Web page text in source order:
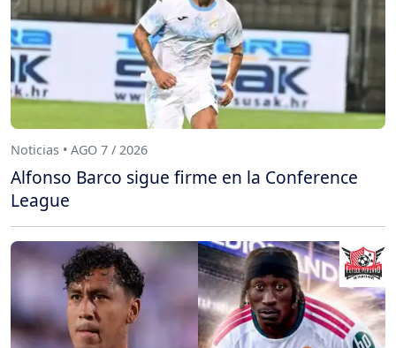
Noticias • AGO 7 / 2026
Alfonso Barco sigue firme en la Conference
League